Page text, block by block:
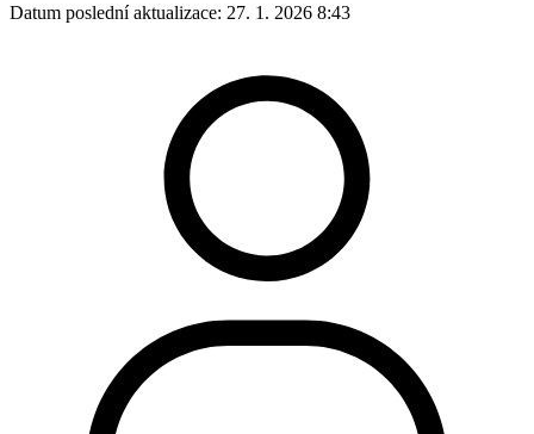
Datum poslední aktualizace: 27. 1. 2026 8:43